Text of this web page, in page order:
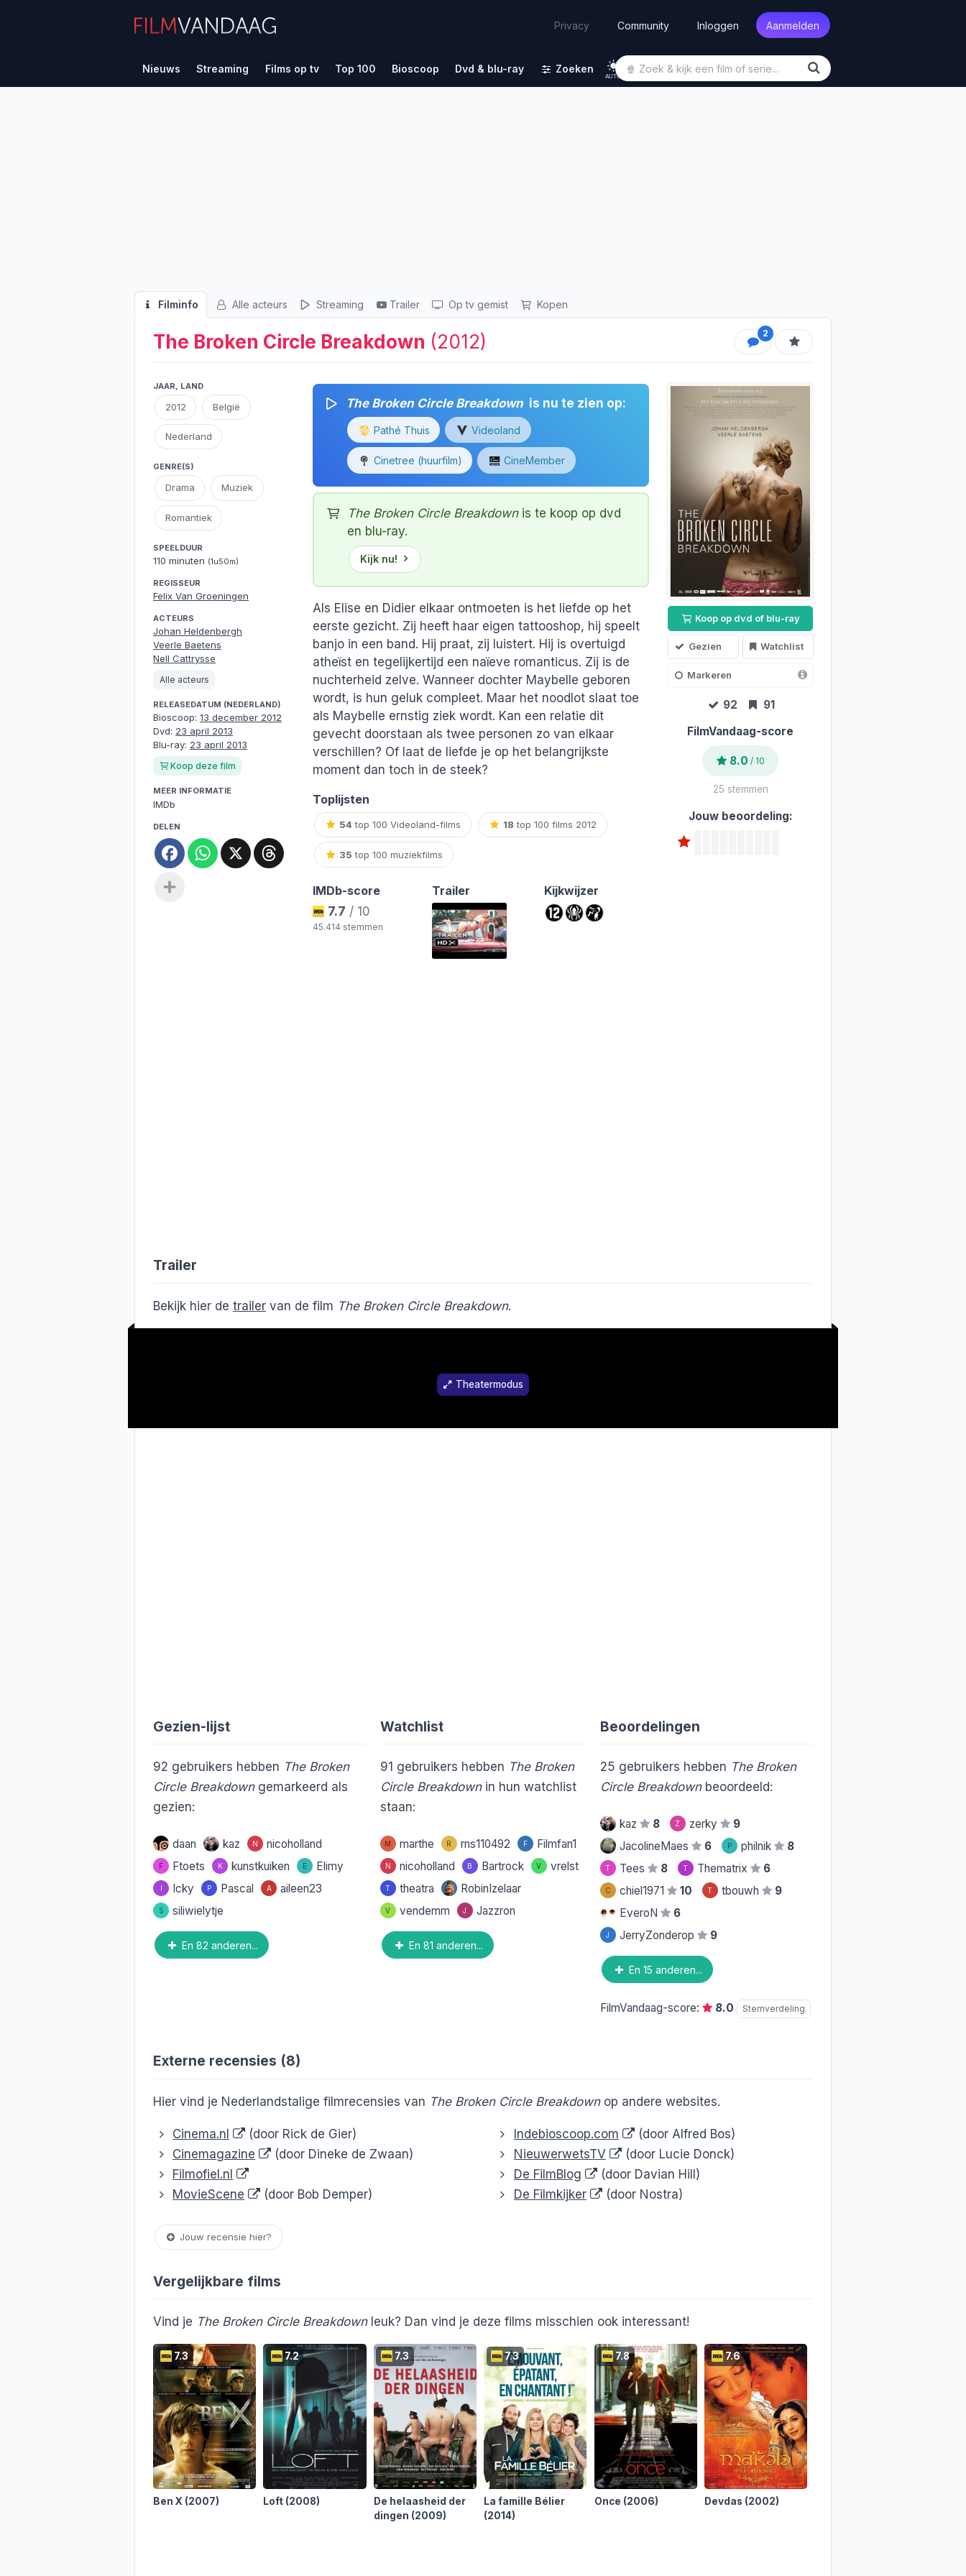
Privacy Community Inloggen Aanmelden
Nieuws Streaming Films op tv Top 100 Bioscoop Dvd & blu-ray Zoeken
AUTO
Filminfo Alle acteurs Streaming Trailer Op tv gemist Kopen
2
The Broken Circle Breakdown (2012)
JAAR, LAND
2012 België
Nederland
GENRE(S)
Drama Muziek
Romantiek
SPEELDUUR
110 minuten (1u50m)
REGISSEUR
Felix Van Groeningen
ACTEURS
Johan Heldenbergh
Veerle Baetens
Nell Cattrysse
Alle acteurs
RELEASEDATUM (NEDERLAND)
Bioscoop: 13 december 2012
Dvd: 23 april 2013
Blu-ray: 23 april 2013
Koop deze film
MEER INFORMATIE
IMDb
DELEN
FacebookWhatsApp
X Threads
The Broken Circle Breakdown is nu te zien op:
Pathé Thuis Videoland
Cinetree (huurfilm) CineMember
The Broken Circle Breakdownis te koop op dvd
en blu-ray.
Kijk nu!
Als Elise en Didier elkaar ontmoeten is het liefde op het
eerste gezicht. Zij heeft haar eigen tattooshop, hij speelt
banjo in een band. Hij praat, zij luistert. Hij is overtuigd
atheïst en tegelijkertijd een naïeve romanticus. Zij is de
nuchterheid zelve. Wanneer dochter Maybelle geboren
wordt, is hun geluk compleet. Maar het noodlot slaat toe
als Maybelle ernstig ziek wordt. Kan een relatie dit
gevecht doorstaan als twee personen zo van elkaar
verschillen? Of laat de liefde je op het belangrijkste
moment dan toch in de steek?
Toplijsten
54 top 100 Videoland-films 18 top 100 films 2012
35 top 100 muziekfilms
IMDb-score
7.7 / 10
45.414 stemmen
Trailer Kijkwijzer
Koop op dvd of blu-ray
Gezien Watchlist
Markeren
92
91
FilmVandaag-score
8.0 / 10
25 stemmen
Jouw beoordeling:
Trailer
Bekijk hier de trailer van de film The Broken Circle Breakdown.
Theatermodus
Gezien-lijst
92 gebruikers hebben The Broken
Circle Breakdowngemarkeerd als
gezien:
daan kaz N nicoholland
F Ftoets K kunstkuiken E Elimy
I Icky P Pascal A aileen23
S siliwielytje
En 82 anderen...
Watchlist
91 gebruikers hebben The Broken
Circle Breakdownin hun watchlist
staan:
M marthe R rns110492 F Filmfan1
N nicoholland B Bartrock V vrelst
T theatra RobinIzelaar
V vendemm J Jazzron
En 81 anderen...
Beoordelingen
25 gebruikers hebben The Broken
Circle Breakdownbeoordeeld:
kaz 8 Z zerky
9
JacolineMaes
6 P philnik 8
T Tees 8 T Thematrix 6
C chiel1971 10 T tbouwh
9
EveroN
6
J JerryZonderop 9
En 15 anderen...
FilmVandaag-score: 8.0 Stemverdeling
Externe recensies (8)
Hier vind je Nederlandstalige filmrecensies van The Broken Circle Breakdownop andere websites.
Cinema.nl
(door Rick de Gier)
Cinemagazine
(door Dineke de Zwaan)
Filmofiel.nl
MovieScene
(door Bob Demper)
Indebioscoop.com
(door Alfred Bos)
NieuwerwetsTV
(door Lucie Donck)
De FilmBlog
(door Davian Hill)
De Filmkijker
(door Nostra)
Jouw recensie hier?
Vergelijkbare films
Vind je The Broken Circle Breakdownleuk? Dan vind je deze films misschien ook interessant!
7.3
Ben X (2007)
7.2
Loft (2008)
7.3
De helaasheid der
dingen (2009)
7.3
La famille Bélier
(2014)
7.8
Once (2006)
7.6
Devdas (2002)